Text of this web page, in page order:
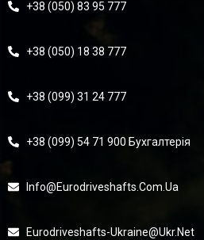
+38 (050) 83 95 777
+38 (050) 18 38 777
+38 (099) 31 24 777
+38 (099) 54 71 900 Бухгалтерія
Info@eurodriveshafts.com.ua
Eurodriveshafts-Ukraine@ukr.net